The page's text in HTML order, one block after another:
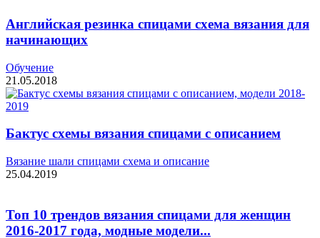
Английская резинка спицами схема вязания для
начинающих
Обучение
21.05.2018
Бактус схемы вязания спицами с описанием
Вязание шали спицами схема и описание
25.04.2019
Топ 10 трендов вязания спицами для женщин
2016-2017 года, модные модели...